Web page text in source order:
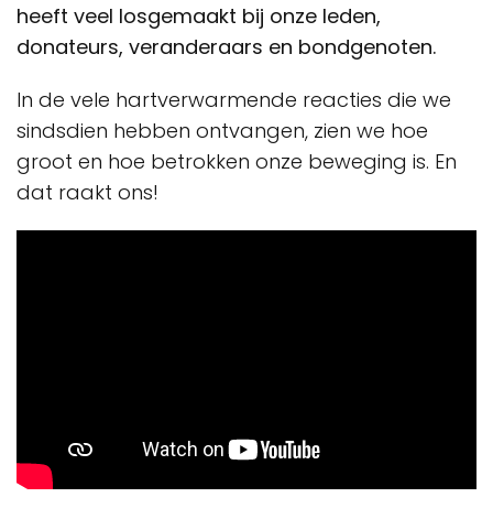
heeft veel losgemaakt bij onze leden,
donateurs, veranderaars en bondgenoten.
In de vele hartverwarmende reacties die we
sindsdien hebben ontvangen, zien we hoe
groot en hoe betrokken onze beweging is. En
dat raakt ons!